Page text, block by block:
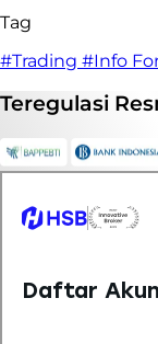
Tag
#Trading #Info
Teregulasi